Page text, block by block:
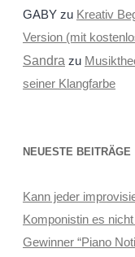
GABYzu Kreativ
Version (mit
Sandra zu
seiner Klangfarbe
NEUESTE BEITRÄGE
Kann jeder
Komponistin es
Gewinner “Piano